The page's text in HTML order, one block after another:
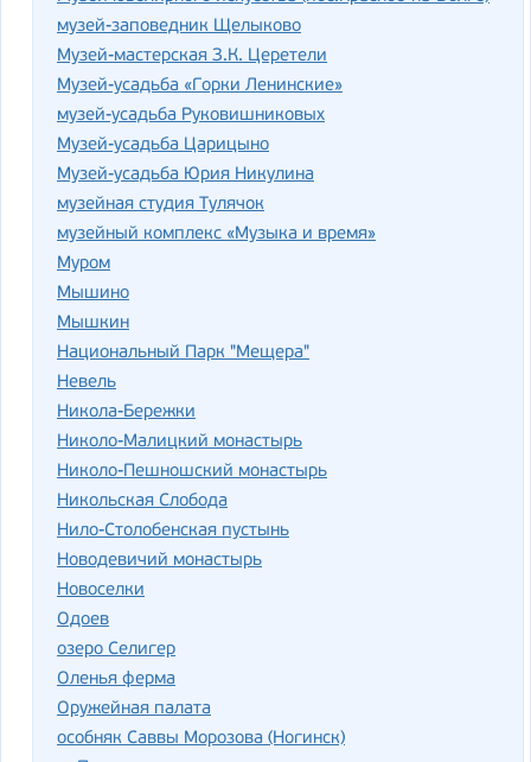
музей-заповедник Щелыково
Музей-мастерская З.К. Церетели
Музей-усадьба «Горки Ленинские»
музей-усадьба Руковишниковых
Музей-усадьба Царицыно
Музей-усадьба Юрия Никулина
музейная студия Тулячок
музейный комплекс «Музыка и время»
Муром
Мышино
Мышкин
Национальный Парк "Мещера"
Невель
Никола-Бережки
Николо-Малицкий монастырь
Николо-Пешношский монастырь
Никольская Слобода
Нило-Столобенская пустынь
Новодевичий монастырь
Новоселки
Одоев
озеро Селигер
Оленья ферма
Оружейная палата
особняк Саввы Морозова (Ногинск)